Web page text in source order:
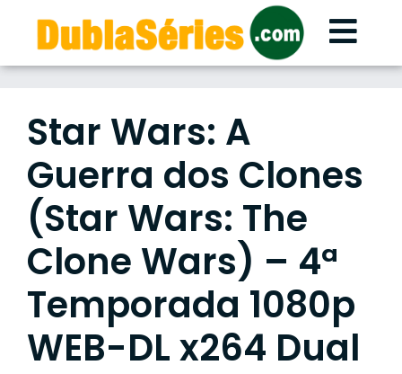
content
Star Wars: A
Guerra dos Clones
(Star Wars: The
Clone Wars) – 4ª
Temporada 1080p
WEB-DL x264 Dual